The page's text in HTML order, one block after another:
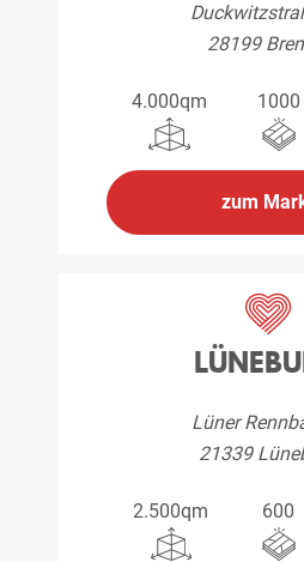
28199
4.000qm 1000
zum
Lüner
21339
2.500qm 600